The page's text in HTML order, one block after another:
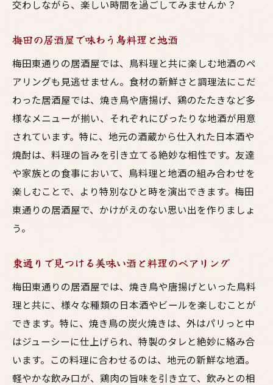
交わしながら、楽しい時間を過ごしてみませんか？
梅田の居酒屋で味わう鳥料理と地酒
梅田東通りの居酒屋では、鳥料理と共に楽しむ地酒のペ
アリングも見逃せません。食材の新鮮さと調理法にこだ
わった居酒屋では、焼き鳥や唐揚げ、鶏のたたきなど多
様なメニューが揃い、それぞれにぴったりな地酒が用意
されています。特に、地元の酒蔵から仕入れた日本酒や
焼酎は、料理の旨みを引き立てる絶妙な相性です。友達
や家族との食事において、鳥料理と地酒の組み合わせを
楽しむことで、より特別なひと時を演出できます。梅田
東通りの居酒屋で、かけがえのない思い出を作りましょ
う。
東通りで見つける美味い酒と料理のペアリング
梅田東通りの居酒屋では、焼き鳥や唐揚げといった鳥料
理と共に、様々な種類の日本酒やビールを楽しむことが
できます。特に、焼き鳥の炭火焼きは、外はパリっと中
はジューシーに仕上げられ、特製のタレと絶妙に絡み合
います。この料理に合わせるのは、地元の新鮮な地酒。
軽やかな飲み口が、鶏肉の旨味を引き立て、飲みとの相